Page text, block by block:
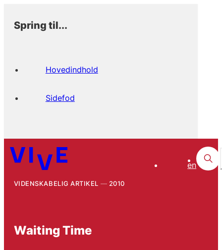
Spring til...
Hovedindhold
Sidefod
en
VIDENSKABELIG ARTIKEL 2010
Waiting Time